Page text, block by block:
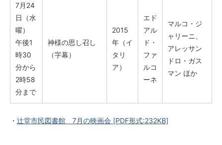
7月24
日（水
曜）
午後1
時30
分から
2時58
分まで
神様の思し召し
（字幕）
2015
年（イ
タリ
ア）
エド
アル
ド・
ファ
ルコ
ーネ
マルコ・ジ
ャリーニ、
アレッサン
ドロ・ガス
マン ほか
・ 辻堂市民図書館 7月の映画会 [PDF形式:232KB]